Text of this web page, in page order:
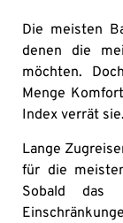
Die meisten
denen die
möchten.
Menge
Index verrät sie.
Lange
für die
Sobald das